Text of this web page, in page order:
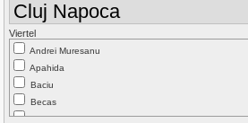
Viertel
Andrei Muresanu
Apahida
Baciu
Becas
Borhanci